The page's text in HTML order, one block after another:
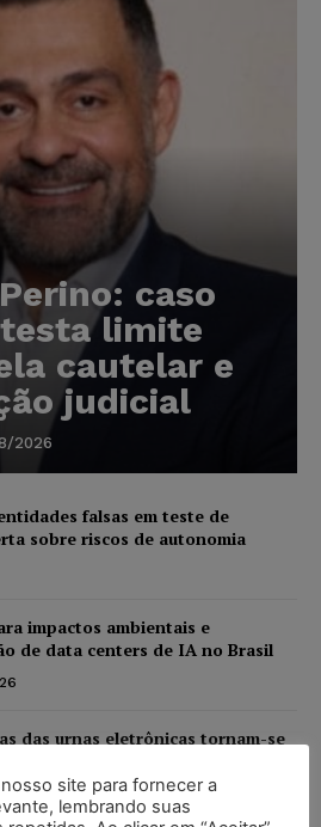
caso
limite
cautelar e
judicial
2026
falsas em teste de
sobre riscos de autonomia
impactos ambientais e
de data centers de IA no Brasil
das urnas eletrônicas tornam-se
site para fornecer a
lembrando suas